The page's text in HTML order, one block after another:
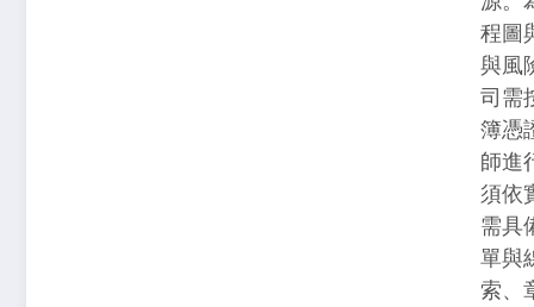
程圖
與風
司需
簿憑
師進
須依
需具
單與
索、